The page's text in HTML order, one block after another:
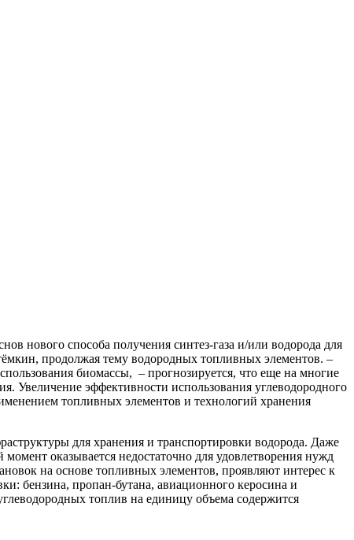
нового способа получения синтез-газа и/или водорода для
продолжая тему водородных топливных элементов. –
биомассы, – прогнозируется, что еще на многие
Увеличение эффективности использования углеводородного
топливных элементов и технологий хранения
для хранения и транспортировки водорода. Даже
оказывается недостаточно для удовлетворения нужд
на основе топливных элементов, проявляют интерес к
бензина, пропан-бутана, авиационного керосина и
топлив на единицу объема содержится